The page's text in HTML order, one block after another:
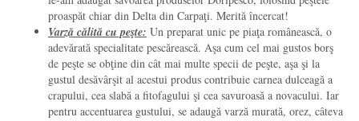
proaspăt chiar din Delta din Carpaţi. Merită încercat!
Varză călită cu peşte: Un preparat unic pe piaţa românească, o
adevărată specialitate pescărească. Aşa cum cel mai gustos borş
de peşte se obţine din cât mai multe specii de peşte, aşa şi la
gustul desăvârşit al acestui produs contribuie carnea dulceagă a
crapului, cea slabă a fitofagului şi cea savuroasă a novacului. Iar
pentru accentuarea gustului, se adaugă varză murată, orez, câteva